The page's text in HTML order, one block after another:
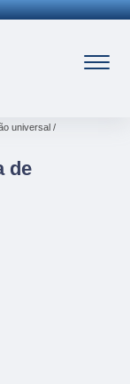
(15)3326-9334
universal
de